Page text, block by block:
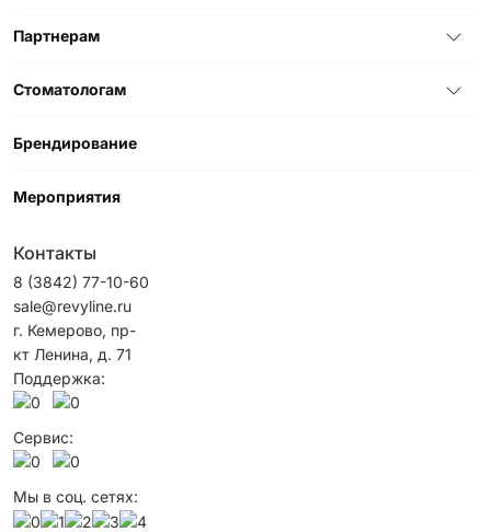
Партнерам
Стоматологам
Брендирование
Мероприятия
Контакты
8 (3842) 77-10-60
sale@revyline.ru
г. Кемерово, пр-
кт Ленина, д. 71
Поддержка:
Сервис:
Мы в соц. сетях: